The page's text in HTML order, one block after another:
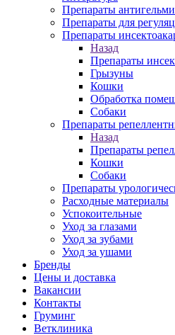
Препараты
Препараты для
Препараты
Назад
Препараты
Грызуны
Кошки
Обработка
Собаки
Препараты
Назад
Препараты
Кошки
Собаки
Препараты
Расходные материалы
Успокоительные
Уход за глазами
Уход за зубами
Уход за ушами
Бренды
Цены и доставка
Вакансии
Контакты
Груминг
Ветклиника